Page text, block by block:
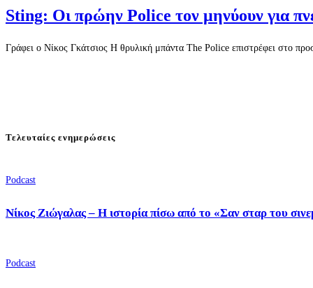
Sting: Οι πρώην Police τον μηνύουν για
Γράφει ο Νίκος Γκάτσιος Η θρυλική μπάντα The Police επιστρέφει στο
Τελευταίες ενημερώσεις
Podcast
Νίκος Ζιώγαλας – Η ιστορία πίσω από το «Σαν σταρ του
Podcast